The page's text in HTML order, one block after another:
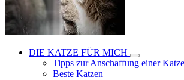
DIE KATZE FÜR MICH
Tipps zur Anschaffung einer Katze
Beste Katzen